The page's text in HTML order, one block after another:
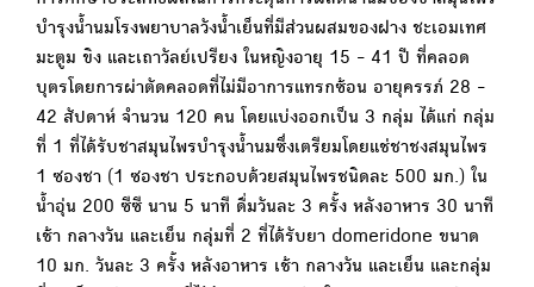
บำรุงน้ำนมโรงพยาบาลวังน้ำเย็นที่มีส่วนผสมของฝาง ชะเอมเทศ
มะตูม ขิง และเถาวัลย์เปรียง ในหญิงอายุ 15 - 41 ปี ที่คลอด
บุตรโดยการผ่าตัดคลอดที่ไม่มีอาการแทรกซ้อน อายุครรภ์ 28 -
42 สัปดาห์ จำนวน 120 คน โดยแบ่งออกเป็น 3 กลุ่ม ได้แก่ กลุ่ม
ที่ 1 ที่ได้รับชาสมุนไพรบำรุงน้ำนมซึ่งเตรียมโดยแช่ชาชงสมุนไพร
1 ซองชา (1 ซองชา ประกอบด้วยสมุนไพรชนิดละ 500 มก.) ใน
น้ำอุ่น 200 ซีซี นาน 5 นาที ดื่มวันละ 3 ครั้ง หลังอาหาร 30 นาที
เช้า กลางวัน และเย็น กลุ่มที่ 2 ที่ได้รับยา domeridone ขนาด
10 มก. วันละ 3 ครั้ง หลังอาหาร เช้า กลางวัน และเย็น และกลุ่ม